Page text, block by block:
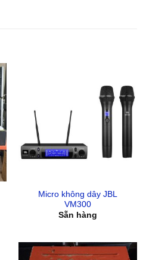
Micro không dây JBL
VM300
Sẵn hàng